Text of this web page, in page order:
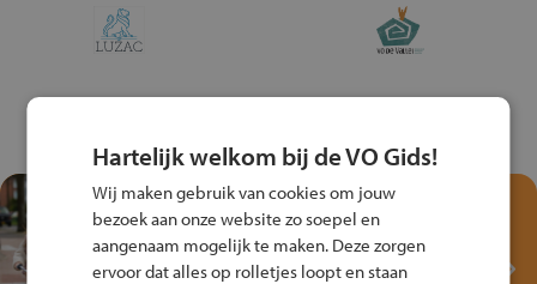
Test je kennis met het
Fiets Veilig
Verkeersspel!
Hartelijk welkom bij de VO Gids!
Wij maken gebruik van cookies om jouw
bezoek aan onze website zo soepel en
aangenaam mogelijk te maken. Deze zorgen
ervoor dat alles op rolletjes loopt en staan